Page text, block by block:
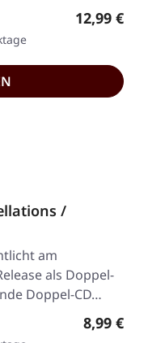
Regulärer
12,99 €
/
am
als Doppel-
Doppel-CD…
8,99 €